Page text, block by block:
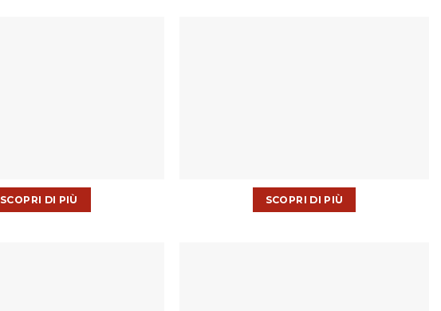
SCOPRI DI PIÙ SCOPRI DI PIÙ